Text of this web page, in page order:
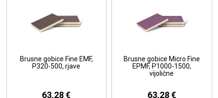
Brusne gobice Fine EMF,
P320-500, rjave
63,28 €
Brusne gobice Micro Fine
EPMF, P1000-1500,
vijolične
63,28 €